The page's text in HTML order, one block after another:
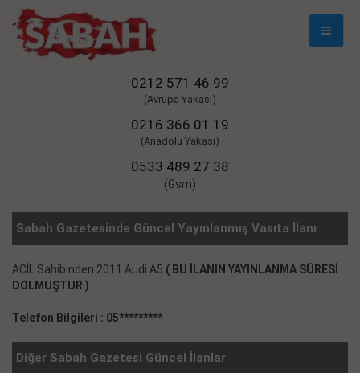
Mobil
0212 571 46 99
(Avrupa Yakası)
0216 366 01 19
(Anadolu Yakası)
0533 489 27 38
(Gsm)
Sabah Gazetesinde Güncel Yayınlanmış Vasıta İlanı
ACİL Sahibinden 2011 Audi A5 ( BU İLANIN YAYINLANMA SÜRESİ
DOLMUŞTUR )
Telefon Bilgileri : 05*********
Diğer Sabah Gazetesi Güncel İlanlar